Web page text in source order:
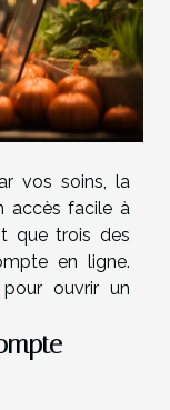
vos soins, la
accès facile à
que trois des
en ligne.
ouvrir un